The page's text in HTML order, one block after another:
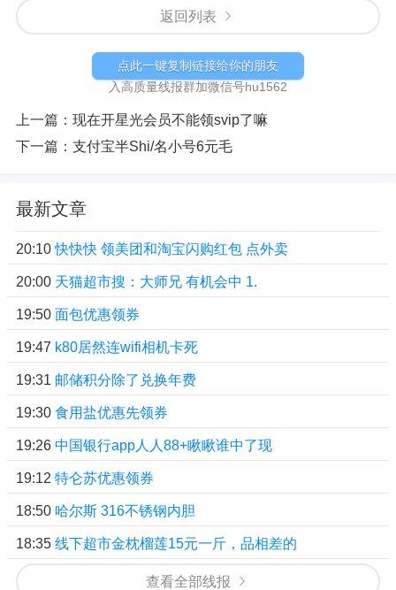
返回列表
点此一键复制链接给你的朋友
入高质量线报群加微信号hu1562
上一篇： 现在开星光会员不能领svip了嘛
下一篇： 支付宝半Shi/名小号6元毛
最新文章
20:10 快快快 领美团和淘宝闪购红包 点外卖
20:00 天猫超市搜：大师兄 有机会中 1.
19:50 面包优惠领券
19:47 k80居然连wifi相机卡死
19:31 邮储积分除了兑换年费
19:30 食用盐优惠先领券
19:26 中国银行app人人88+瞅瞅谁中了现
19:12 特仑苏优惠领券
18:50 哈尔斯 316不锈钢内胆
18:35 线下超市金枕榴莲15元一斤，品相差的
查看全部线报